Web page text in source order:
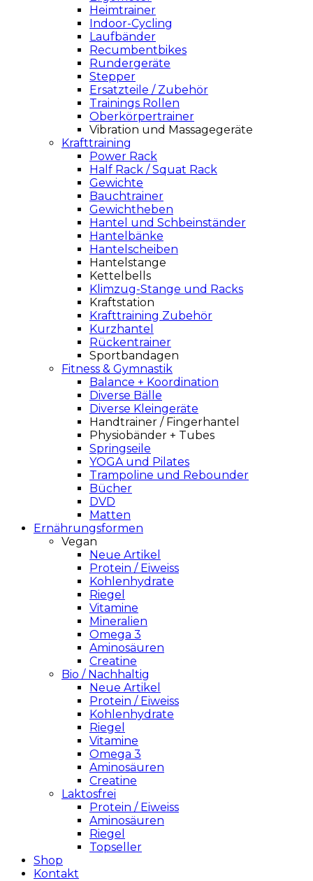
Heimtrainer
Indoor-Cycling
Laufbänder
Recumbentbikes
Rundergeräte
Stepper
Ersatzteile / Zubehör
Trainings Rollen
Oberkörpertrainer
Vibration und Massagegeräte
Krafttraining
Power Rack
Half Rack / Squat Rack
Gewichte
Bauchtrainer
Gewichtheben
Hantel und Schbeinständer
Hantelbänke
Hantelscheiben
Hantelstange
Kettelbells
Klimzug-Stange und Racks
Kraftstation
Krafttraining Zubehör
Kurzhantel
Rückentrainer
Sportbandagen
Fitness & Gymnastik
Balance + Koordination
Diverse Bälle
Diverse Kleingeräte
Handtrainer / Fingerhantel
Physiobänder + Tubes
Springseile
YOGA und Pilates
Trampoline und Rebounder
Bücher
DVD
Matten
Ernährungsformen
Vegan
Neue Artikel
Protein / Eiweiss
Kohlenhydrate
Riegel
Vitamine
Mineralien
Omega 3
Aminosäuren
Creatine
Bio / Nachhaltig
Neue Artikel
Protein / Eiweiss
Kohlenhydrate
Riegel
Vitamine
Omega 3
Aminosäuren
Creatine
Laktosfrei
Protein / Eiweiss
Aminosäuren
Riegel
Topseller
Shop
Kontakt